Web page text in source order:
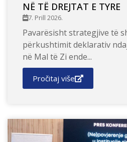
NË TË DREJTAT E TYRE
7. Prill 2026.
Pavarësisht strategjive të
përkushtimit deklarativ
në Mal të Zi ende...
Pročitaj više